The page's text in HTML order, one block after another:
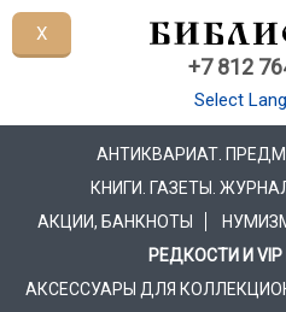
+7 812
Select
АНТИКВАРИАТ.
КНИГИ. ГАЗЕТЫ.
АКЦИИ, БАНКНОТЫ
РЕДКОСТИ И
АКСЕССУАРЫ ДЛЯ
X